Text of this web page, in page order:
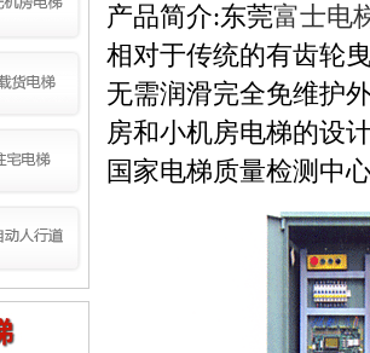
产品简介:东莞富士电
相对于传统的有齿轮
无需润滑完全免维护
房和小机房电梯的设
国家电梯质量检测中